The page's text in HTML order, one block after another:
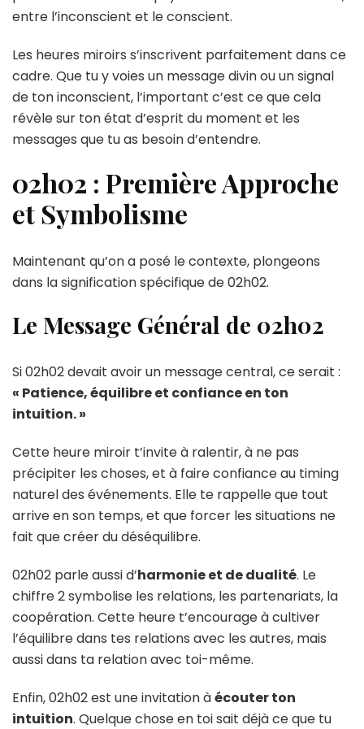
entre l’inconscient et le conscient.
Les heures miroirs s’inscrivent parfaitement dans ce
cadre. Que tu y voies un message divin ou un signal
de ton inconscient, l’important c’est ce que cela
révèle sur ton état d’esprit du moment et les
messages que tu as besoin d’entendre.
02h02 : Première Approche
et Symbolisme
Maintenant qu’on a posé le contexte, plongeons
dans la signification spécifique de 02h02.
Le Message Général de 02h02
Si 02h02 devait avoir un message central, ce serait :
« Patience, équilibre et confiance en ton
intuition. »
Cette heure miroir t’invite à ralentir, à ne pas
précipiter les choses, et à faire confiance au timing
naturel des événements. Elle te rappelle que tout
arrive en son temps, et que forcer les situations ne
fait que créer du déséquilibre.
02h02 parle aussi d’harmonie et de dualité. Le
chiffre 2 symbolise les relations, les partenariats, la
coopération. Cette heure t’encourage à cultiver
l’équilibre dans tes relations avec les autres, mais
aussi dans ta relation avec toi-même.
Enfin, 02h02 est une invitation àécouter ton
intuition. Quelque chose en toi sait déjà ce que tu